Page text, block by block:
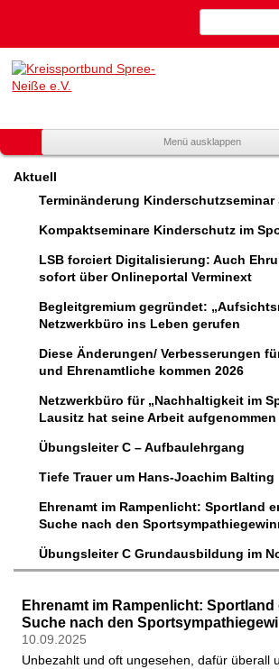
nach:
Kreissportbund
Spree-Neiße
Mitglied
Landessportbund
Menü ausklappen
Aktuell
Terminänderung Kinderschutzseminar
Kompaktseminare Kinderschutz im
LSB forciert Digitalisierung: Auch
sofort über Onlineportal Verminext
Begleitgremium gegründet:
Netzwerkbüro ins Leben gerufen
Diese Änderungen/ Verbesserungen
und Ehrenamtliche kommen 2026
Netzwerkbüro für „Nachhaltigkeit im
Lausitz hat seine Arbeit aufgenommen
Übungsleiter C – Aufbaulehrgang
Tiefe Trauer um Hans-Joachim Balting
Ehrenamt im Rampenlicht: Sportland
Suche nach den
Übungsleiter C Grundausbildung im
Ehrenamt im Rampenlicht: Sportland
Suche nach den
10.09.2025
Unbezahlt und oft ungesehen, dafür überall